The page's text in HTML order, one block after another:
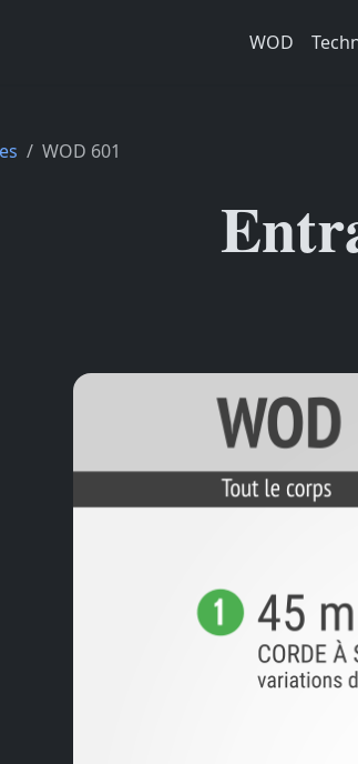
WOD
WOD 601